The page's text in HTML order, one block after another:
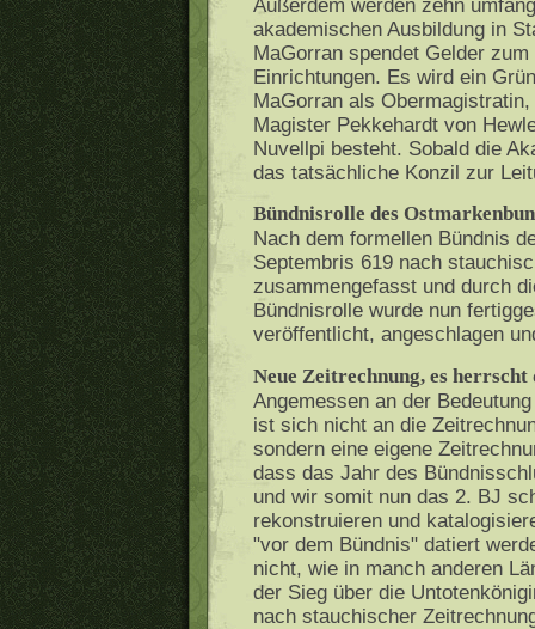
Außerdem werden zehn
akademischen Ausbildung in
MaGorran spendet Gelder
Einrichtungen. Es wird ein
MaGorran als
Magister Pekkehardt von
Nuvellpi besteht. Sobald die
das tatsächliche Konzil zur
Bündnisrolle des
Nach dem formellen Bündnis
Septembris 619 nach
zusammengefasst und durch
Bündnisrolle wurde nun
veröffentlicht, angeschlagen
Neue Zeitrechnung, es
Angemessen an der
ist sich nicht an die
sondern eine eigene
dass das Jahr des
und wir somit nun das 2. BJ
rekonstruieren und
"vor dem Bündnis" datiert
nicht, wie in manch anderen
der Sieg über die
nach stauchischer